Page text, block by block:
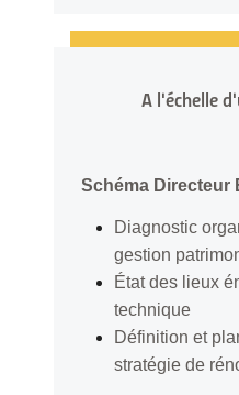
A l'échelle
Schéma Directeur
Diagnostic
gestion
État des lieux
technique
Définition et
stratégie de